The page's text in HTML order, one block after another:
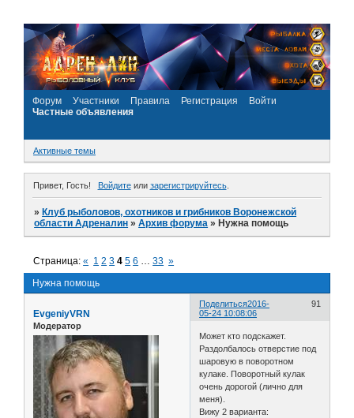
Форум Участники Правила Регистрация
Войти
Частные объявления
Активные темы
Привет, Гость! Войдитеили зарегистрируйтесь.
»Клуб рыболовов, охотников и грибников Воронежской
области Адреналин »Архив форума »Нужна помощь
Нужна помощь
Страница:« 1 2 3 4 5 6 … 33 »
Поделиться 91
2016-
05-24 10:08:06
EvgeniyVRN
Модератор
Может кто подскажет.
Раздолбалось отверстие под
шаровую в поворотном
кулаке. Поворотный кулак
очень дорогой (лично для
меня).
Вижу 2 варианта: